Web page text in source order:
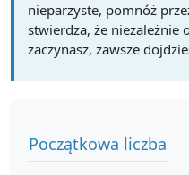
nieparzyste, pomnóż
stwierdza, że niezależnie
zaczynasz, zawsze
Początkowa liczba